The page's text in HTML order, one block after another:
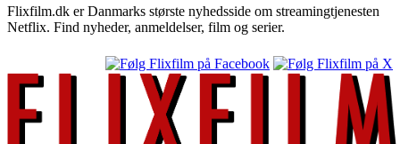
Flixfilm.dk er Danmarks største nyhedsside om streamingtjenesten
Netflix. Find nyheder, anmeldelser, film og serier.